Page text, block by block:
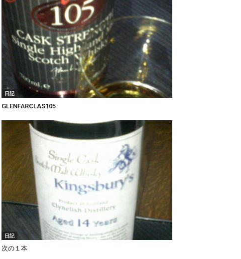
日記
GLENFARCLAS105
日記
次の１本